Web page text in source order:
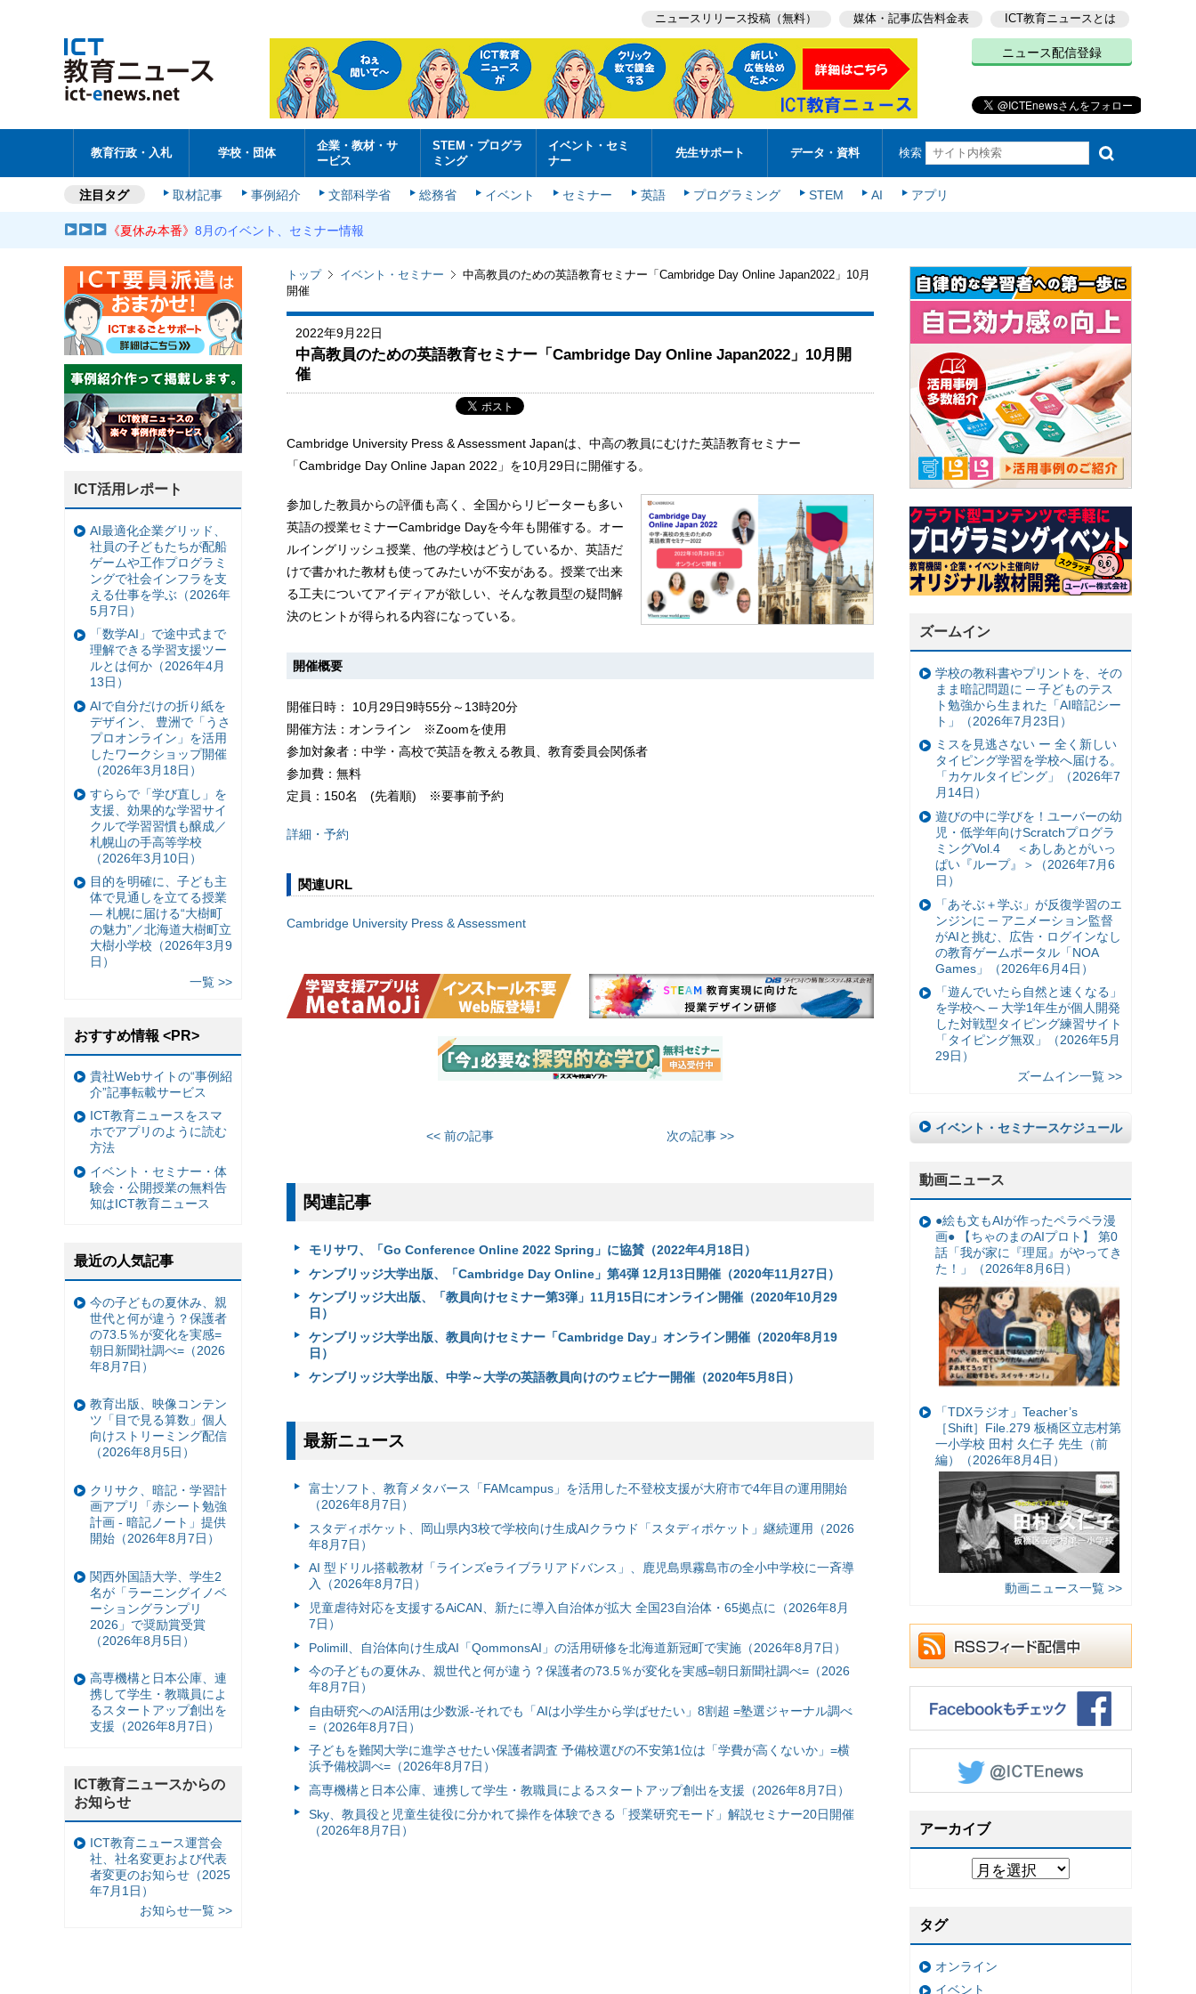
ニュースリリース投稿（無料） 媒体・記事広告料金表 ICT教育ニュースとは
ニュース配信登録
教育行政・入札 学校・団体
企業・教材・サ
ービス
STEM・プログラ
ミング
イベント・セミ
ナー
先生サポート データ・資料 検索
注目タグ 取材記事 事例紹介 文部科学省 総務省 イベント セミナー 英語 プログラミング STEM AI アプリ
《夏休み本番》8月のイベント、セミナー情報
トップ イベント・セミナー
中高教員のための英語教育セミナー「Cambridge Day Online Japan2022」10月
開催
2022年9月22日
中高教員のための英語教育セミナー「Cambridge Day Online Japan2022」10月開
催
Cambridge University Press & Assessment Japanは、中高の教員にむけた英語教育セミナー
「Cambridge Day Online Japan 2022」を10月29日に開催する。
参加した教員からの評価も高く、全国からリピーターも多い
英語の授業セミナーCambridge Dayを今年も開催する。オー
ルイングリッシュ授業、他の学校はどうしているか、英語だ
けで書かれた教材も使ってみたいが不安がある。授業で出来
る工夫についてアイディアが欲しい、そんな教員型の疑問解
決のヒントが得られる内容になっている。
開催概要
開催日時： 10月29日9時55分～13時20分
開催方法：オンライン ※Zoomを使用
参加対象者：中学・高校で英語を教える教員、教育委員会関係者
参加費：無料
定員：150名 (先着順) ※要事前予約
詳細・予約
関連URL
Cambridge University Press & Assessment
<< 前の記事 次の記事 >>
関連記事
モリサワ、「Go Conference Online 2022 Spring」に協賛（2022年4月18日）
ケンブリッジ大学出版、「Cambridge Day Online」第4弾 12月13日開催（2020年11月27日）
ケンブリッジ大出版、「教員向けセミナー第3弾」11月15日にオンライン開催（2020年10月29
日）
ケンブリッジ大学出版、教員向けセミナー「Cambridge Day」オンライン開催（2020年8月19
日）
ケンブリッジ大学出版、中学～大学の英語教員向けのウェビナー開催（2020年5月8日）
最新ニュース
富⼠ソフト、教育メタバース「FAMcampus」を活用した不登校支援が大府市で4年目の運用開始
（2026年8月7日）
スタディポケット、岡山県内3校で学校向け生成AIクラウド「スタディポケット」継続運用（2026
年8月7日）
AI 型ドリル搭載教材「ラインズeライブラリアドバンス」、鹿児島県霧島市の全小中学校に一斉導
入（2026年8月7日）
児童虐待対応を支援するAiCAN、新たに導入自治体が拡大 全国23自治体・65拠点に（2026年8月
7日）
Polimill、自治体向け生成AI「QommonsAI」の活用研修を北海道新冠町で実施（2026年8月7日）
今の子どもの夏休み、親世代と何が違う？保護者の73.5％が変化を実感=朝日新聞社調べ=（2026
年8月7日）
自由研究へのAI活用は少数派-それでも「AIは小学生から学ばせたい」8割超 =塾選ジャーナル調べ
=（2026年8月7日）
子どもを難関大学に進学させたい保護者調査 予備校選びの不安第1位は「学費が高くないか」=横
浜予備校調べ=（2026年8月7日）
高専機構と日本公庫、連携して学生・教職員によるスタートアップ創出を支援（2026年8月7日）
Sky、教員役と児童生徒役に分かれて操作を体験できる「授業研究モード」解説セミナー20日開催
（2026年8月7日）
ズームイン
学校の教科書やプリントを、その
まま暗記問題に ─ 子どものテス
ト勉強から生まれた「AI暗記シー
ト」（2026年7月23日）
ミスを見逃さない ー 全く新しい
タイピング学習を学校へ届ける。
「カケルタイピング」（2026年7
月14日）
遊びの中に学びを！ユーバーの幼
児・低学年向けScratchプログラ
ミングVol.4 ＜あしあとがいっ
ぱい『ループ』＞（2026年7月6
日）
「あそぶ＋学ぶ」が反復学習のエ
ンジンに ─ アニメーション監督
がAIと挑む、広告・ログインなし
の教育ゲームポータル「NOA
Games」（2026年6月4日）
「遊んでいたら自然と速くなる」
を学校へ ─ 大学1年生が個人開発
した対戦型タイピング練習サイト
「タイピング無双」（2026年5月
29日）
ズームイン一覧 >>
イベント・セミナースケジュール
動画ニュース
●絵も文もAIが作ったペラペラ漫
画● 【ちゃのまのAIプロト】 第0
話「我が家に『理屈』がやってき
た！」（2026年8月6日）
「TDXラジオ」Teacher’s
［Shift］File.279 板橋区立志村第
一小学校 田村 久仁子 先生（前
編）（2026年8月4日）
動画ニュース一覧 >>
アーカイブ
タグ
オンライン
イベント
ICT活用レポート
AI最適化企業グリッド、
社員の子どもたちが配船
ゲームや工作プログラミ
ングで社会インフラを支
える仕事を学ぶ（2026年
5月7日）
「数学AI」で途中式まで
理解できる学習支援ツー
ルとは何か（2026年4月
13日）
AIで自分だけの折り紙を
デザイン、 豊洲で「うさ
プロオンライン」を活用
したワークショップ開催
（2026年3月18日）
すららで「学び直し」を
支援、効果的な学習サイ
クルで学習習慣も醸成／
札幌山の手高等学校
（2026年3月10日）
目的を明確に、子ども主
体で見通しを立てる授業
— 札幌に届ける“大樹町
の魅力”／北海道大樹町立
大樹小学校（2026年3月9
日）
一覧 >>
おすすめ情報 <PR>
貴社Webサイトの“事例紹
介”記事転載サービス
ICT教育ニュースをスマ
ホでアプリのように読む
方法
イベント・セミナー・体
験会・公開授業の無料告
知はICT教育ニュース
最近の人気記事
今の子どもの夏休み、親
世代と何が違う？保護者
の73.5％が変化を実感=
朝日新聞社調べ=（2026
年8月7日）
教育出版、映像コンテン
ツ「目で見る算数」個人
向けストリーミング配信
（2026年8月5日）
クリサク、暗記・学習計
画アプリ「赤シート勉強
計画 - 暗記ノート」提供
開始（2026年8月7日）
関西外国語大学、学生2
名が「ラーニングイノベ
ーショングランプリ
2026」で奨励賞受賞
（2026年8月5日）
高専機構と日本公庫、連
携して学生・教職員によ
るスタートアップ創出を
支援（2026年8月7日）
ICT教育ニュースからの
お知らせ
ICT教育ニュース運営会
社、社名変更および代表
者変更のお知らせ（2025
年7月1日）
お知らせ一覧 >>